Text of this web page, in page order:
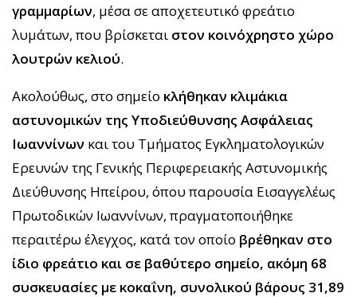
γραμμαρίων, μέσα σε αποχετευτικό φρεάτιο
λυμάτων, που βρίσκεται στον κοινόχρηστο χώρο
λουτρών κελιού.
Ακολούθως, στο σημείο κλήθηκαν κλιμάκια
αστυνομικών της Υποδιεύθυνσης Ασφάλειας
Ιωαννίνων και του Τμήματος Εγκληματολογικών
Ερευνών της Γενικής Περιφερειακής Αστυνομικής
Διεύθυνσης Ηπείρου, όπου παρουσία Εισαγγελέως
Πρωτοδικών Ιωαννίνων, πραγματοποιήθηκε
περαιτέρω έλεγχος, κατά τον οποίο βρέθηκαν στο
ίδιο φρεάτιο και σε βαθύτερο σημείο, ακόμη 68
συσκευασίες με κοκαΐνη, συνολικού βάρους 31,89